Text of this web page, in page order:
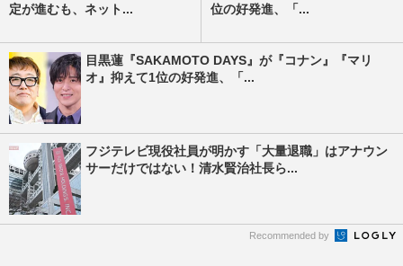
定が進むも、ネット...
位の好発進、「...
目黒蓮『SAKAMOTO DAYS』が『コナン』『マリ
オ』抑えて1位の好発進、「...
フジテレビ現役社員が明かす「大量退職」はアナウン
サーだけではない！清水賢治社長ら...
Recommended by